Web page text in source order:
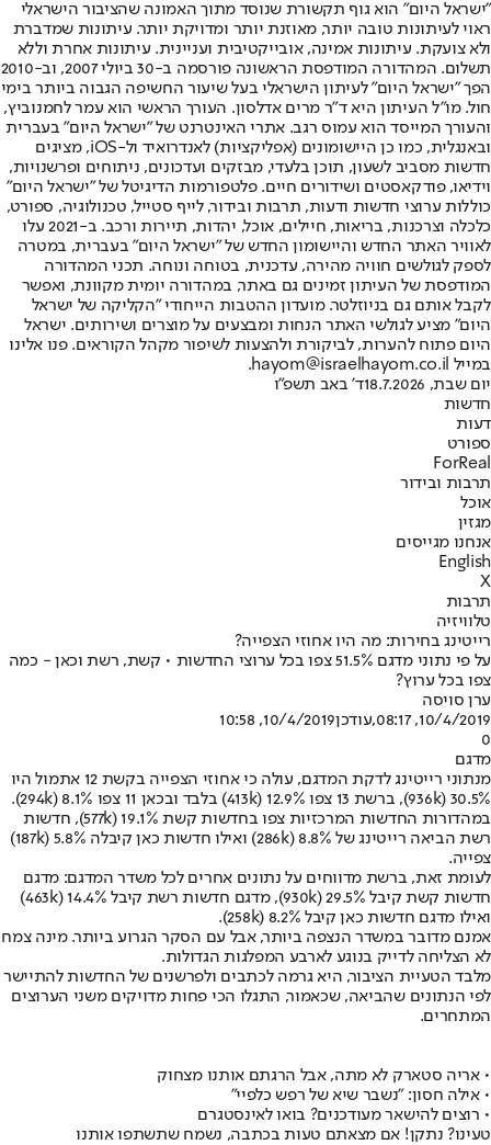
"ישראל היום" הוא גוף תקשורת שנוסד מתוך האמונה שהציבור הישראלי
ראוי לעיתונות טובה יותר, מאוזנת יותר ומדויקת יותר. עיתונות שמדברת
ולא צועקת. עיתונות אמינה, אובייקטיבית ועניינית. עיתונות אחרת וללא
תשלום. המהדורה המודפסת הראשונה פורסמה ב-30 ביולי 2007, וב-2010
הפך "ישראל היום" לעיתון הישראלי בעל שיעור החשיפה הגבוה ביותר בימי
חול. מו"ל העיתון היא ד"ר מרים אדלסון. העורך הראשי הוא עמר לחמנוביץ,
והעורך המייסד הוא עמוס רגב. אתרי האינטרנט של "ישראל היום" בעברית
ובאנגלית, כמו כן היישומונים (אפליקציות) לאנדרואיד ול-iOS, מציגים
חדשות מסביב לשעון, תוכן בלעדי, מבזקים ועדכונים, ניתוחים ופרשנויות,
וידיאו, פודקאסטים ושידורים חיים. פלטפורמות הדיגיטל של "ישראל היום"
כוללות ערוצי חדשות ודעות, תרבות ובידור, לייף סטייל, טכנולוגיה, ספורט,
כלכלה וצרכנות, בריאות, חיילים, אוכל, יהדות, תיירות ורכב. ב-2021 עלו
לאוויר האתר החדש והיישומון החדש של "ישראל היום" בעברית, במטרה
לספק לגולשים חוויה מהירה, עדכנית, בטוחה ונוחה. תכני המהדורה
המודפסת של העיתון זמינים גם באתר, במהדורה יומית מקוונת, ואפשר
לקבל אותם גם בניוזלטר. מועדון ההטבות הייחודי "הקליקה של ישראל
היום" מציע לגולשי האתר הנחות ומבצעים על מוצרים ושירותים. ישראל
היום פתוח להערות, לביקורת ולהצעות לשיפור מקהל הקוראים. פנו אלינו
במייל hayom@israelhayom.co.il.
יום שבת, 18.7.2026
ד' באב תשפ"ו
חדשות
דעות
ספורט
ForReal
תרבות ובידור
אוכל
מגזין
אנחנו מגייסים
English
X
תרבות
טלוויזיה
רייטינג בחירות: מה היו אחוזי הצפייה?
על פי נתוני מדגם 51.5% צפו בכל ערוצי החדשות • קשת, רשת וכאן - כמה
צפו בכל ערוץ?
ערן סויסה
10/4/2019, 08:17
,עודכן10/4/2019, 10:58
0
מדגם
מנתוני רייטינג לדקת המדגם, עולה כי אחוזי הצפייה בקשת 12 אתמול היו
30.5% (936k), ברשת 13 צפו 12.9% (413k) בלבד ובכאן 11 צפו 8.1% (294k).
במהדורות החדשות המרכזיות צפו בחדשות קשת 19.1% (577k), חדשות
רשת הביאה רייטינג של 8.8% (286k) ואילו חדשות כאן קיבלה 5.8% (187k)
צפייה.
לעומת זאת, ברשת מדווחים על נתונים אחרים לכל משדר המדגם: מדגם
חדשות קשת קיבל 29.5% (930k), מדגם חדשות רשת קיבל 14.4% (463k)
ואילו מדגם חדשות כאן קיבל 8.2% (258k).
אמנם מדובר במשדר הנצפה ביותר, אבל עם הסקר הגרוע ביותר. מינה צמח
לא הצליחה לדייק בנוגע לארבע המפלגות הגדולות.
מלבד הטעיית הציבור, היא גרמה לכתבים ולפרשנים של החדשות להתיישר
לפי הנתונים שהביאה, שכאמור, התגלו הכי פחות מדויקים משני הערוצים
המתחרים.
• אריה סטארק לא מתה, אבל הרגתם אותנו מצחוק
• אילה חסון: "נשבר שיא של רפש כלפיי"
• רוצים להישאר מעודכנים? בואו לאינסטגרם
טעינו? נתקן! אם מצאתם טעות בכתבה, נשמח שתשתפו אותנו